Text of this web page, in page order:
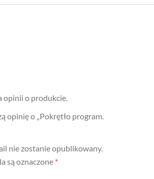
opinii o produkcie.
opinię o „Pokrętło program.
nie zostanie opublikowany.
są oznaczone *